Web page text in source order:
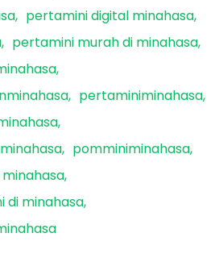
pertamini digital minahasa
pertamini murah di minahasa
pertaminiminahasa
pomminiminahasa
minahasa